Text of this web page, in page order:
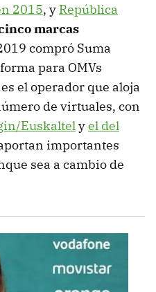
2015, y República
marcas
compró Suma
para OMVs
el operador que aloja
de virtuales, con
Euskaltelyel del
importantes
sea a cambio de